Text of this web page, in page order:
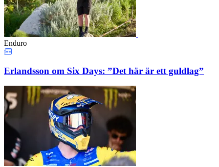
Enduro
Erlandsson om Six Days: ”Det här är ett guldlag”